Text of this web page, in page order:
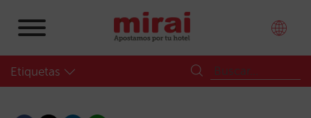
Etiquetas